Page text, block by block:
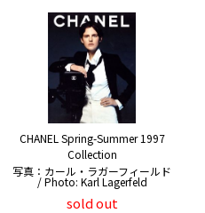
CHANEL Spring-Summer 1997
Collection
写真：カール・ラガーフィールド
/ Photo: Karl Lagerfeld
sold out